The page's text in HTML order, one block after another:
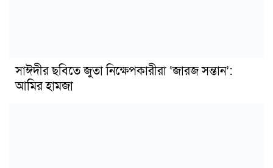
সাঈদীর ছবিতে জুতা নিক্ষেপকারীরা ‘জারজ সন্তান’:
আমির হামজা